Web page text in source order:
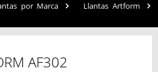
por Marca
Llantas Artform
AF302